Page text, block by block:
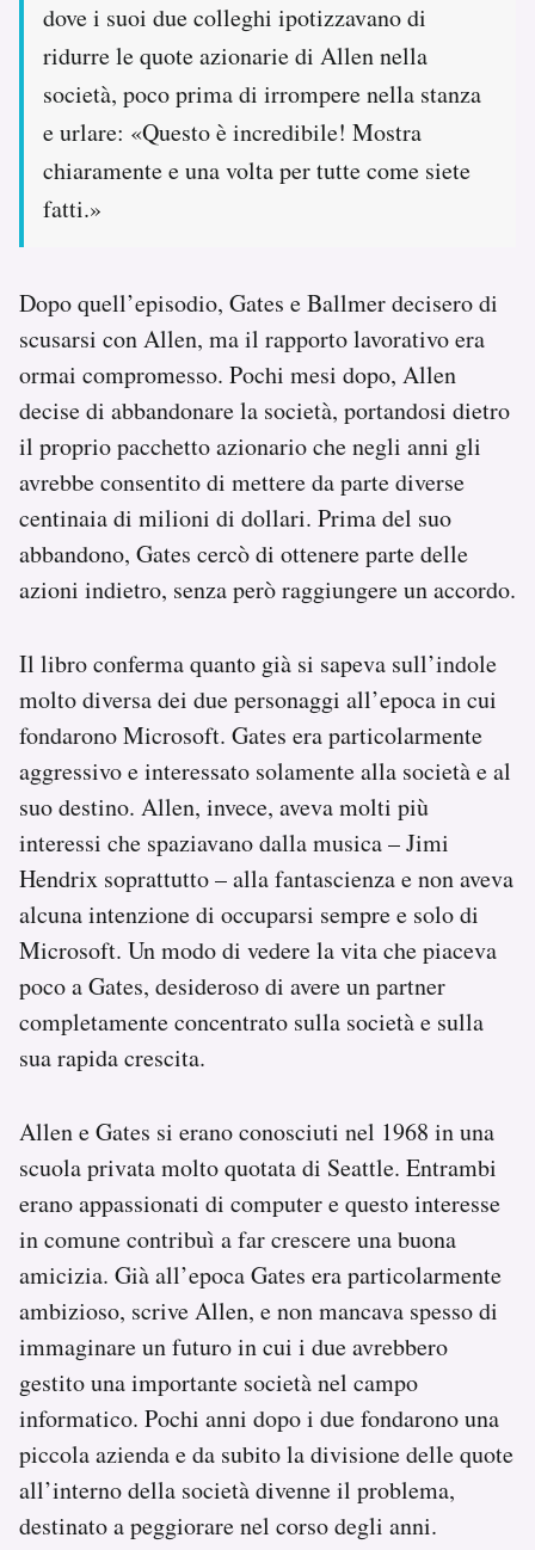
dove i suoi due colleghi ipotizzavano di
ridurre le quote azionarie di Allen nella
società, poco prima di irrompere nella stanza
e urlare: «Questo è incredibile! Mostra
chiaramente e una volta per tutte come siete
fatti.»
Dopo quell’episodio, Gates e Ballmer decisero di
scusarsi con Allen, ma il rapporto lavorativo era
ormai compromesso. Pochi mesi dopo, Allen
decise di abbandonare la società, portandosi dietro
il proprio pacchetto azionario che negli anni gli
avrebbe consentito di mettere da parte diverse
centinaia di milioni di dollari. Prima del suo
abbandono, Gates cercò di ottenere parte delle
azioni indietro, senza però raggiungere un accordo.
Il libro conferma quanto già si sapeva sull’indole
molto diversa dei due personaggi all’epoca in cui
fondarono Microsoft. Gates era particolarmente
aggressivo e interessato solamente alla società e al
suo destino. Allen, invece, aveva molti più
interessi che spaziavano dalla musica – Jimi
Hendrix soprattutto – alla fantascienza e non aveva
alcuna intenzione di occuparsi sempre e solo di
Microsoft. Un modo di vedere la vita che piaceva
poco a Gates, desideroso di avere un partner
completamente concentrato sulla società e sulla
sua rapida crescita.
Allen e Gates si erano conosciuti nel 1968 in una
scuola privata molto quotata di Seattle. Entrambi
erano appassionati di computer e questo interesse
in comune contribuì a far crescere una buona
amicizia. Già all’epoca Gates era particolarmente
ambizioso, scrive Allen, e non mancava spesso di
immaginare un futuro in cui i due avrebbero
gestito una importante società nel campo
informatico. Pochi anni dopo i due fondarono una
piccola azienda e da subito la divisione delle quote
all’interno della società divenne il problema,
destinato a peggiorare nel corso degli anni.